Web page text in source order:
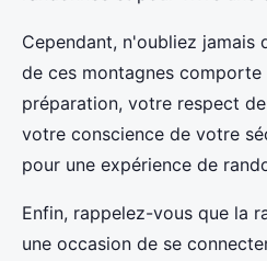
Cependant, n'oubliez jamais
de ces montagnes comporte
préparation, votre respect
votre conscience de votre
pour une expérience de
Enfin, rappelez-vous que la
une occasion de se